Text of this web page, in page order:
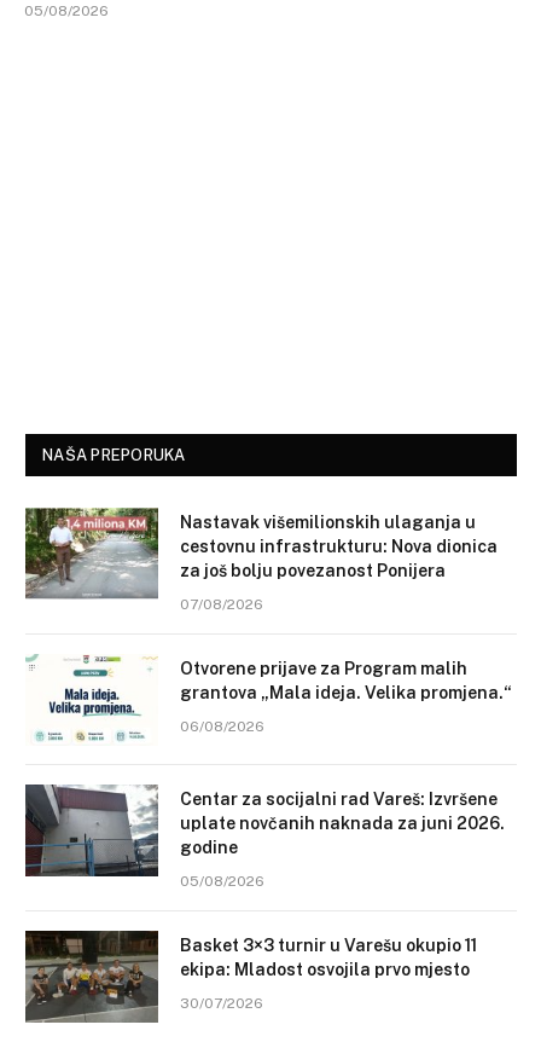
05/08/2026
NAŠA PREPORUKA
Nastavak višemilionskih ulaganja u
cestovnu infrastrukturu: Nova dionica
za još bolju povezanost Ponijera
07/08/2026
Otvorene prijave za Program malih
grantova „Mala ideja. Velika promjena.“
06/08/2026
Centar za socijalni rad Vareš: Izvršene
uplate novčanih naknada za juni 2026.
godine
05/08/2026
Basket 3×3 turnir u Varešu okupio 11
ekipa: Mladost osvojila prvo mjesto
30/07/2026